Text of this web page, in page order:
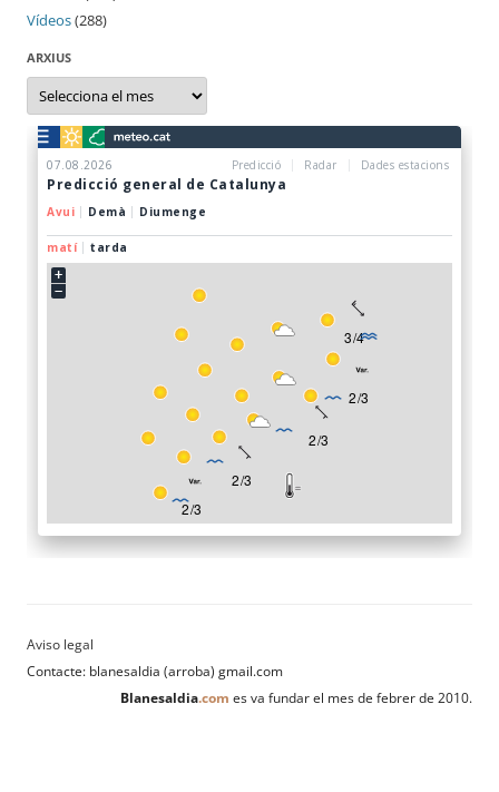
Vídeos(288)
ARXIUS
Arxius
Contacte: blanesaldia (arroba) gmail.com
Blanesaldia.com es va fundar el mes de febrer de 2010.